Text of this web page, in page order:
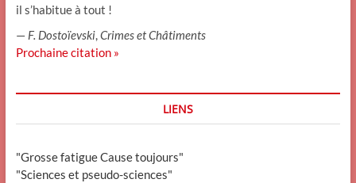
il s’habitue à tout !
— F. Dostoïevski, Crimes et Châtiments
Prochaine citation »
LIENS
"Grosse fatigue Cause toujours"
"Sciences et pseudo-sciences"